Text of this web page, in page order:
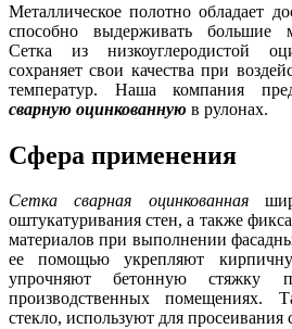
Металлическое полотно обладает
способно выдерживать большие
Сетка из низкоуглеродистой
сохраняет свои качества при
температур. Наша компания
сварную оцинкованную в рулонах.
Сфера применения
Сетка сварная оцинкованная
оштукатуривания стен, а также
материалов при выполнении
ее помощью укрепляют
упрочняют бетонную стяжку
производственных помещениях.
стекло, используют для